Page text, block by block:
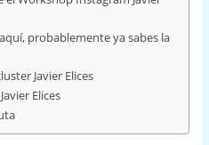
probablemente ya sabes la
Javier Elices
Elices